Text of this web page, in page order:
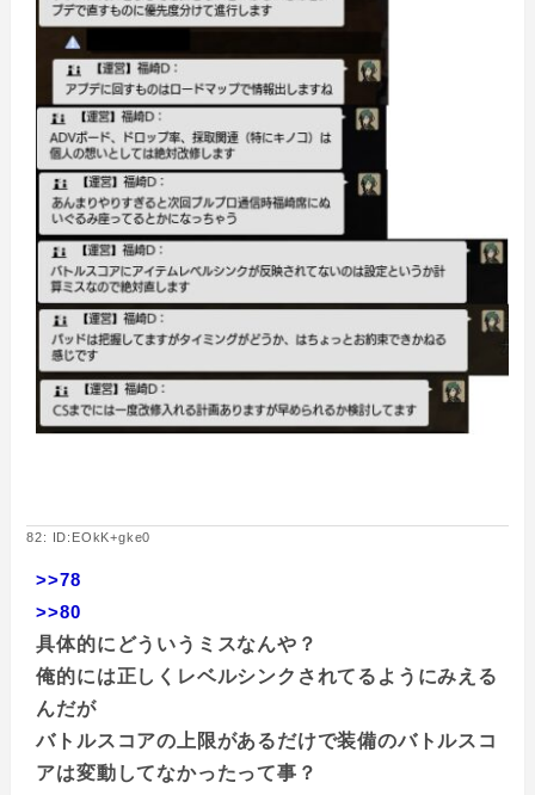
82: ID:EOkK+gke0
>>78
>>80
具体的にどういうミスなんや？
俺的には正しくレベルシンクされてるようにみえる
んだが
バトルスコアの上限があるだけで装備のバトルスコ
アは変動してなかったって事？